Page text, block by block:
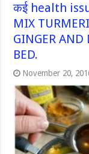
कई health
MIX
GINGER AND
BED.
November 20,